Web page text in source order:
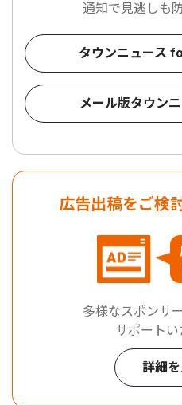
通知で見逃しも
タウンニュース
メール版タウン
広告出稿をご検
多様なスポンサ
サポートい
詳細